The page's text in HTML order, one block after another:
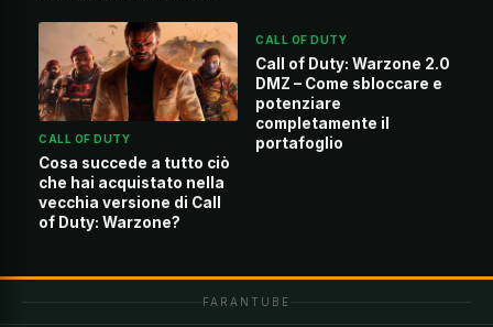
CALL OF DUTY
Cosa succede a tutto ciò
che hai acquistato nella
vecchia versione di Call
of Duty: Warzone?
CALL OF DUTY
Call of Duty: Warzone 2.0
DMZ – Come sbloccare e
potenziare
completamente il
portafoglio
FARANTUBE